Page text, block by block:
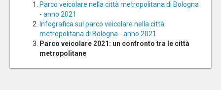
Parco veicolare nella città metropolitana di Bologna
- anno 2021
Infografica sul parco veicolare nella città
metropolitana di Bologna - anno 2021
Parco veicolare 2021: un confronto tra le città
metropolitane